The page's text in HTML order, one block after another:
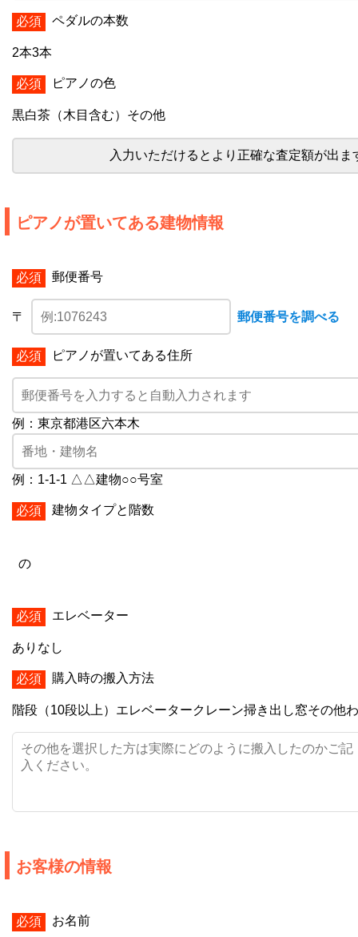
ペダルの本数
2本3本
ピアノの色
黒白茶（木目含む） その他
入力いただけるとより正確な査定額が出ま
ピアノが置いてある建物情報
郵便番号
〒 郵便番号を調べる
ピアノが置いてある住所
例：東京都港区六本木
例：1-1-1 △△建物○○号室
建物タイプと階数
の
エレベーター
あり なし
購入時の搬入方法
階段（10段以上） エレベータークレーン掃き出し窓その他
お客様の情報
お名前